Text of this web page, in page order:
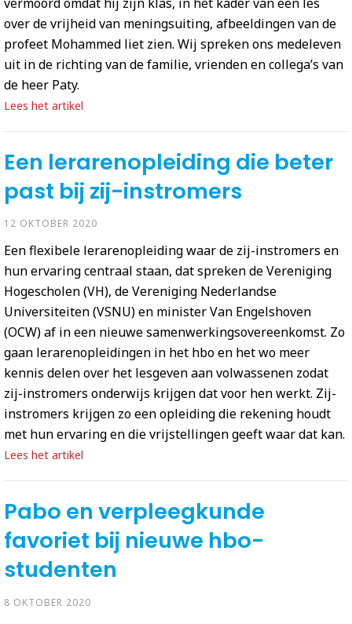
over de vrijheid van meningsuiting, afbeeldingen van de
profeet Mohammed liet zien. Wij spreken ons medeleven
uit in de richting van de familie, vrienden en collega’s van
de heer Paty.
Lees het artikel
Een lerarenopleiding die beter
past bij zij-instromers
12 OKTOBER 2020
Een flexibele lerarenopleiding waar de zij-instromers en
hun ervaring centraal staan, dat spreken de Vereniging
Hogescholen (VH), de Vereniging Nederlandse
Universiteiten (VSNU) en minister Van Engelshoven
(OCW) af in een nieuwe samenwerkingsovereenkomst. Zo
gaan lerarenopleidingen in het hbo en het wo meer
kennis delen over het lesgeven aan volwassenen zodat
zij-instromers onderwijs krijgen dat voor hen werkt. Zij-
instromers krijgen zo een opleiding die rekening houdt
met hun ervaring en die vrijstellingen geeft waar dat kan.
Lees het artikel
Pabo en verpleegkunde
favoriet bij nieuwe hbo-
studenten
8 OKTOBER 2020